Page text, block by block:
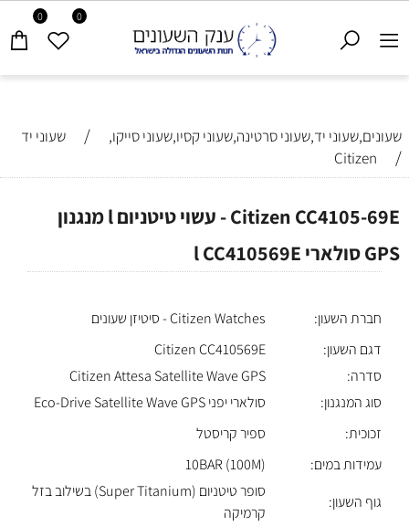
0 0
שעונים,שעוני יד,שעוני סרטינה,שעוני קסיו,שעוני סייקו, / שעוני יד
/
Citizen
Citizen CC4105-69E - עשוי טיטניום l מנגנון
GPS סולארי l CC410569E
חברת השעון:
Citizen Watches - סיטיזן שעונים
דגם השעון:
Citizen CC410569E
סדרה:
Citizen Attesa Satellite Wave GPS
סוג המנגנון:
סולארי יפני Eco-Drive Satellite Wave GPS
זכוכית:
ספיר קריסטל
עמידות במים:
10BAR (100M)
גוף השעון:
סופר טיטניום (Super Titanium) בשילוב בזל
קרמיקה